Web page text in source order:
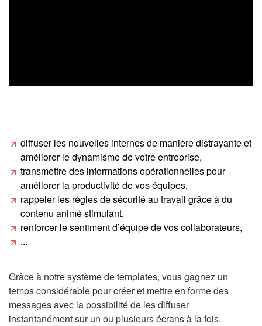
diffuser les nouvelles internes de manière distrayante et
améliorer le dynamisme de votre entreprise,
transmettre des informations opérationnelles pour
améliorer la productivité de vos équipes,
rappeler les règles de sécurité au travail grâce à du
contenu animé stimulant,
renforcer le sentiment d’équipe de vos collaborateurs,
...
Grâce à notre système de templates, vous gagnez un
temps considérable pour créer et mettre en forme des
messages avec la possibilité de les diffuser
instantanément sur un ou plusieurs écrans à la fois.